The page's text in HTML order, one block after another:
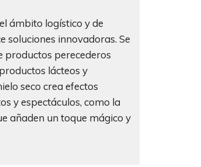
ámbito logístico y de
soluciones innovadoras. Se
productos perecederos
lácteos y
seco crea efectos
y espectáculos, como la
añaden un toque mágico y